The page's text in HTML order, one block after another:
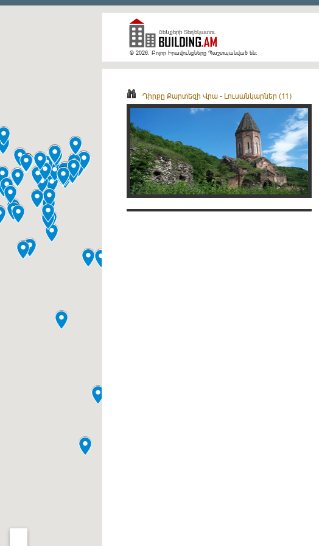
© 2026. Բոլոր Իրավունքները Պաշտպանված են։
Դիրքը Քարտեզի Վրա - Լուսանկարներ (11)